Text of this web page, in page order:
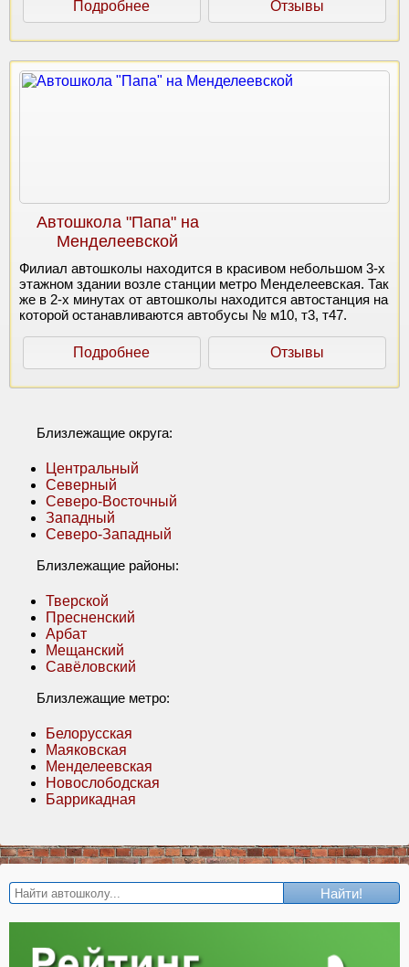
Подробнее Отзывы
Автошкола "Папа" на
Менделеевской
Филиал автошколы находится в красивом небольшом 3-х
этажном здании возле станции метро Менделеевская. Так
же в 2-х минутах от автошколы находится автостанция на
которой останавливаются автобусы № м10, т3, т47.
Подробнее Отзывы
Близлежащие округа:
Центральный
Северный
Северо-Восточный
Западный
Северо-Западный
Близлежащие районы:
Тверской
Пресненский
Арбат
Мещанский
Савёловский
Близлежащие метро:
Белорусская
Маяковская
Менделеевская
Новослободская
Баррикадная
Найти!